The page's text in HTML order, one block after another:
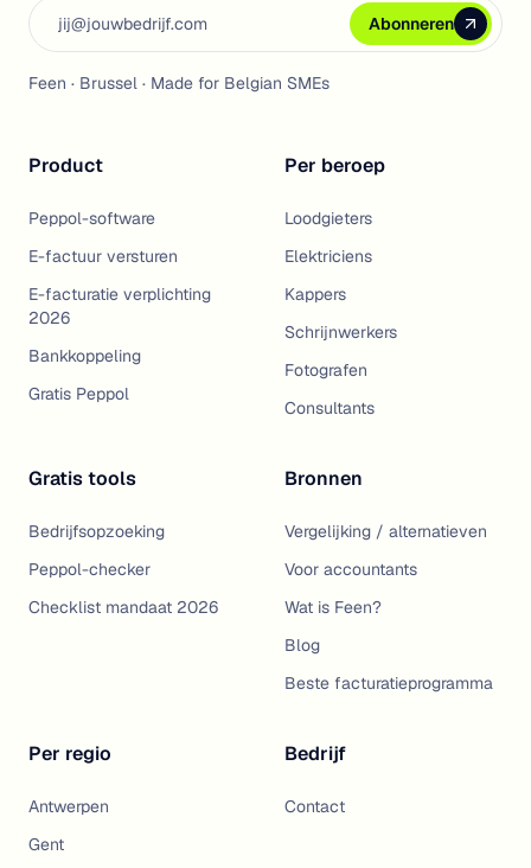
Email address
Abonneren
Abonneren
Feen · Brussel · Made for Belgian SMEs
Product
Peppol-software
E-factuur versturen
E-facturatie verplichting
2026
Bankkoppeling
Gratis Peppol
Per beroep
Loodgieters
Elektriciens
Kappers
Schrijnwerkers
Fotografen
Consultants
Gratis tools
Bedrijfsopzoeking
Peppol-checker
Checklist mandaat 2026
Bronnen
Vergelijking / alternatieven
Voor accountants
Wat is Feen?
Blog
Beste facturatieprogramma
Per regio
Antwerpen
Gent
Bedrijf
Contact